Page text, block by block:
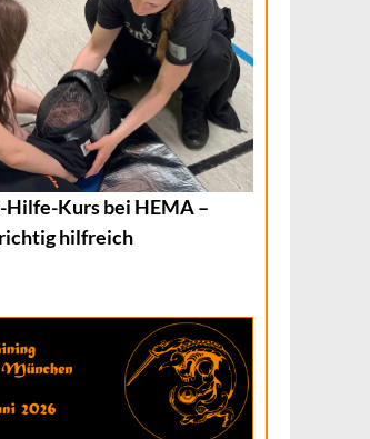
Kurs bei HEMA –
hilfreich